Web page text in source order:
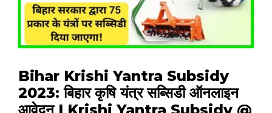
Bihar Krishi Yantra Subsidy
2023: बिहार कृषि यंत्र सब्सिडी ऑनलाइन